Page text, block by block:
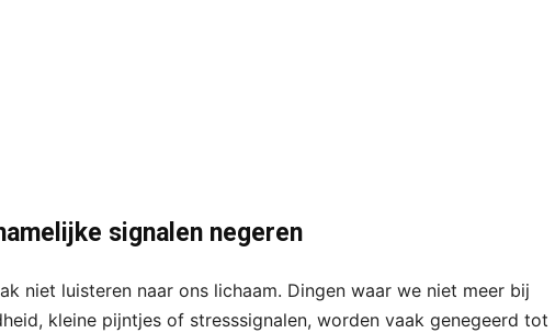
signalen negeren
niet luisteren naar ons lichaam. Dingen waar we niet meer bij
kleine pijntjes of stresssignalen, worden vaak genegeerd tot